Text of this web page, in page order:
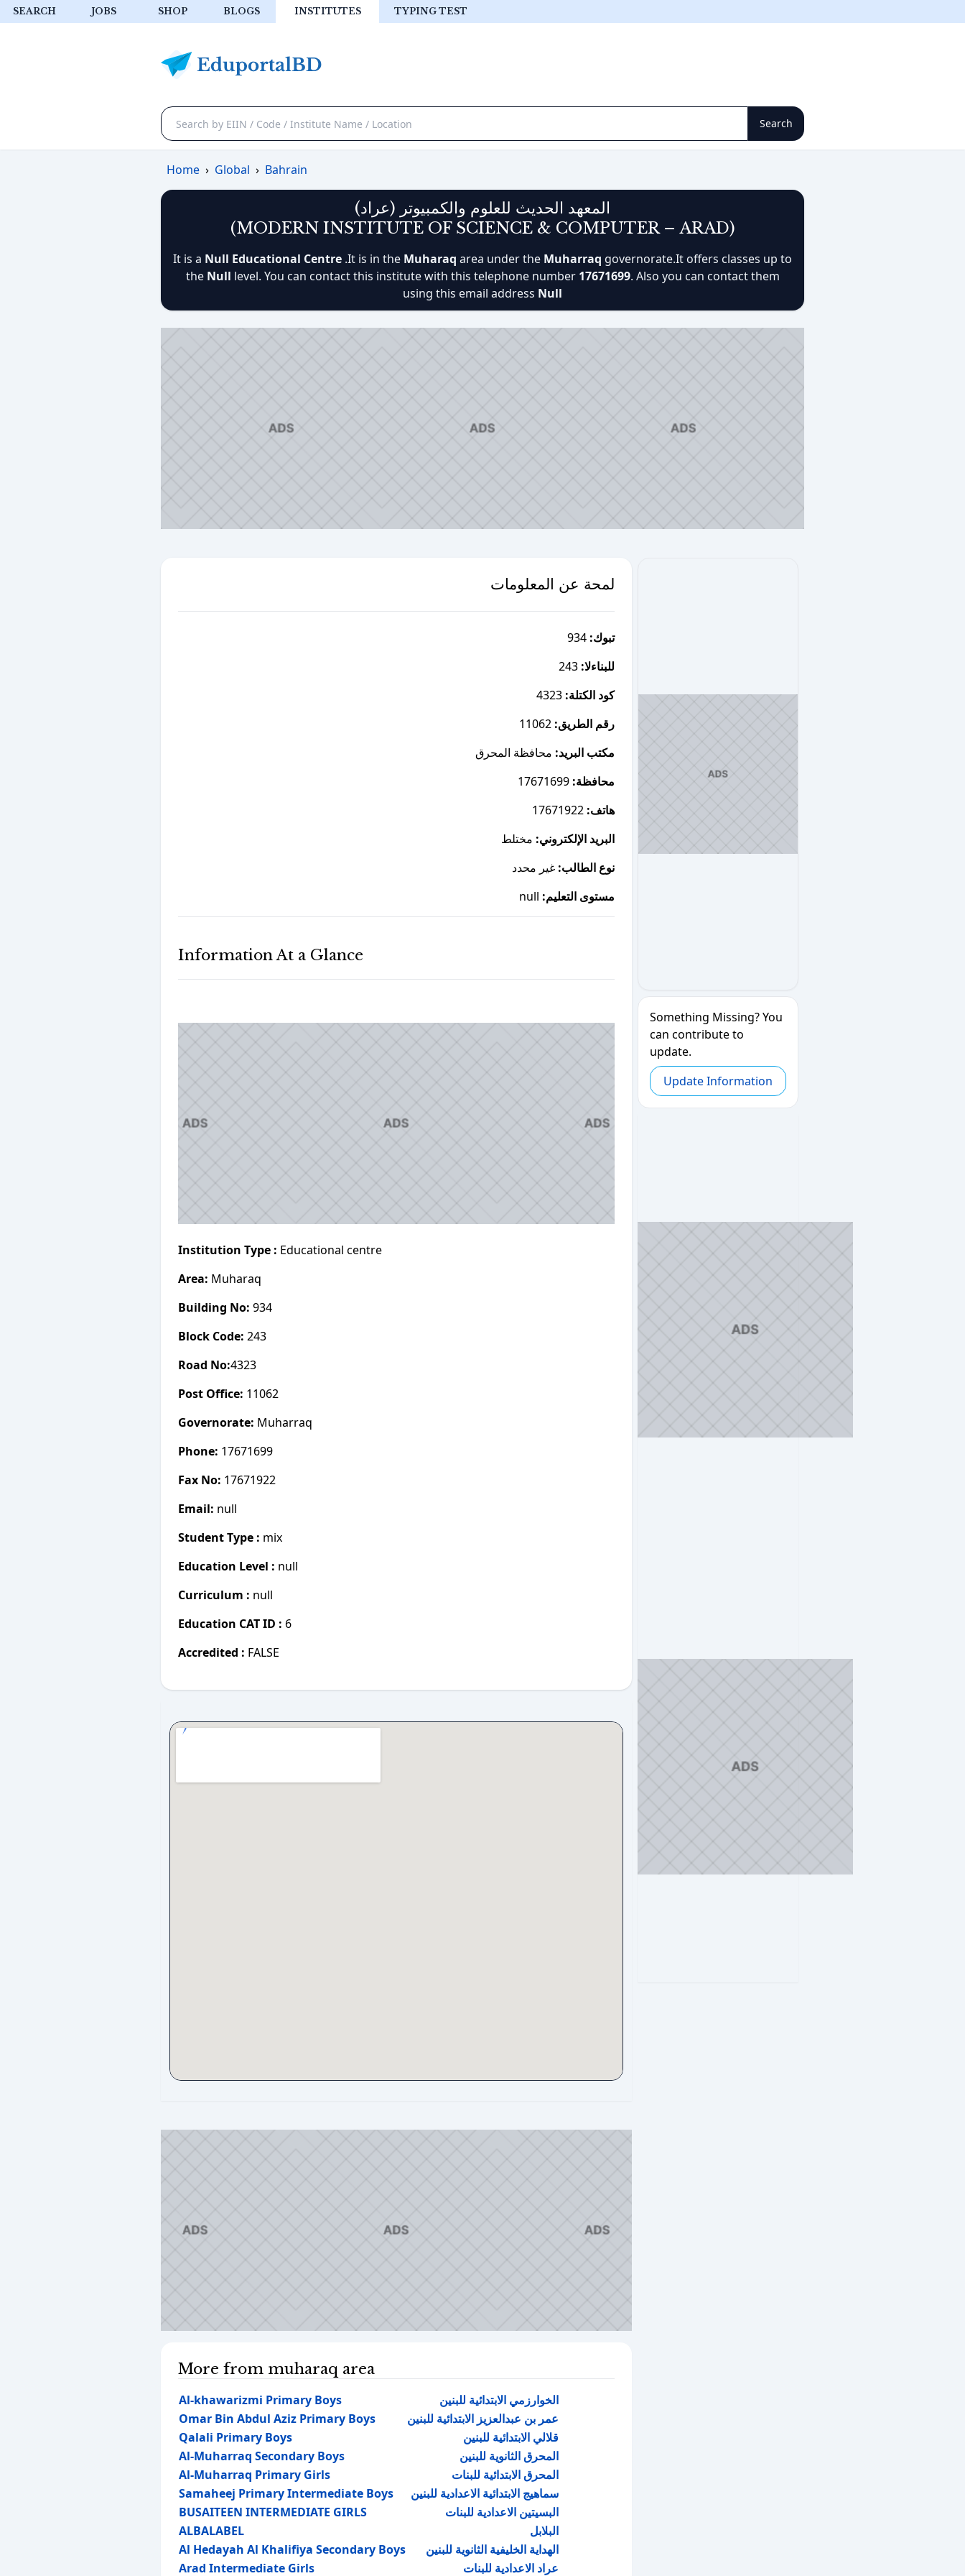
SEARCH JOBS SHOP BLOGS INSTITUTES TYPING TEST
Home › Global › Bahrain
المعهد الحديث للعلوم والكمبيوتر (عراد)
(MODERN INSTITUTE OF SCIENCE & COMPUTER – ARAD)
It is a Null Educational Centre .It is in the Muharaq area under the Muharraq governorate.It offers classes up to
the Null level. You can contact this institute with this telephone number 17671699. Also you can contact them
using this email address Null
لمحة عن المعلومات
تبوك:
للبناءلا:
كود الكتلة:
رقم الطريق:
مكتب البريد: محافظة المحرق
محافظة:
هاتف:
البريد الإلكتروني: مختلط
نوع الطالب: غير محدد
مستوى التعليم:
Information At a Glance
Institution Type : Educational centre
Area: Muharaq
Building No: 934
Block Code: 243
Road No:4323
Post Office: 11062
Governorate: Muharraq
Phone: 17671699
Fax No: 17671922
Email: null
Student Type : mix
Education Level : null
Curriculum : null
Education CAT ID : 6
Accredited : FALSE
More from muharaq area
Al-khawarizmi Primary Boys
الخوارزمي الابتدائية للبنين
Omar Bin Abdul Aziz Primary Boys
عمر بن عبدالعزيز الابتدائية للبنين
Qalali Primary Boys
قلالي الابتدائية للبنين
Al-Muharraq Secondary Boys
المحرق الثانوية للبنين
Al-Muharraq Primary Girls
المحرق الابتدائية للبنات
Samaheej Primary Intermediate Boys
سماهيج الابتدائية الاعدادية للبنين
BUSAITEEN INTERMEDIATE GIRLS
البسيتين الاعدادية للبنات
ALBALABEL
البلابل
Al Hedayah Al Khalifiya Secondary Boys
الهداية الخليفية الثانوية للبنين
Arad Intermediate Girls
عراد الاعدادية للبنات
Something Missing? You
can contribute to
update.
Update Information